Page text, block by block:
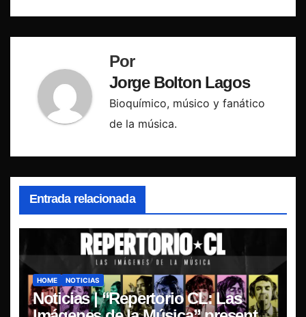
Por
Jorge Bolton Lagos
Bioquímico, músico y fanático
de la música.
Entrada relacionada
HOME NOTICIAS
Noticias | “Repertorio CL: Las